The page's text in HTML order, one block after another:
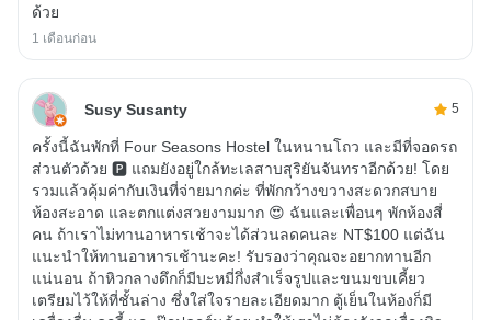
ด้วย
1 เดือนก่อน
Susy Susanty 5
ครั้งนี้ฉันพักที่ Four Seasons Hostel ในหนานโถว และมีที่จอดรถ
ส่วนตัวด้วย 🅿️ แถมยังอยู่ใกล้ทะเลสาบสุริยันจันทราอีกด้วย! โดย
รวมแล้วคุ้มค่ากับเงินที่จ่ายมากค่ะ ที่พักกว้างขวางสะดวกสบาย
ห้องสะอาด และตกแต่งสวยงามมาก 😍 ฉันและเพื่อนๆ พักห้องสี่
คน ถ้าเราไม่ทานอาหารเช้าจะได้ส่วนลดคนละ NT$100 แต่ฉัน
แนะนำให้ทานอาหารเช้านะคะ! รับรองว่าคุณจะอยากทานอีก
แน่นอน ถ้าหิวกลางดึกก็มีบะหมี่กึ่งสำเร็จรูปและขนมขบเคี้ยว
เตรียมไว้ให้ที่ชั้นล่าง ซึ่งใส่ใจรายละเอียดมาก ตู้เย็นในห้องก็มี